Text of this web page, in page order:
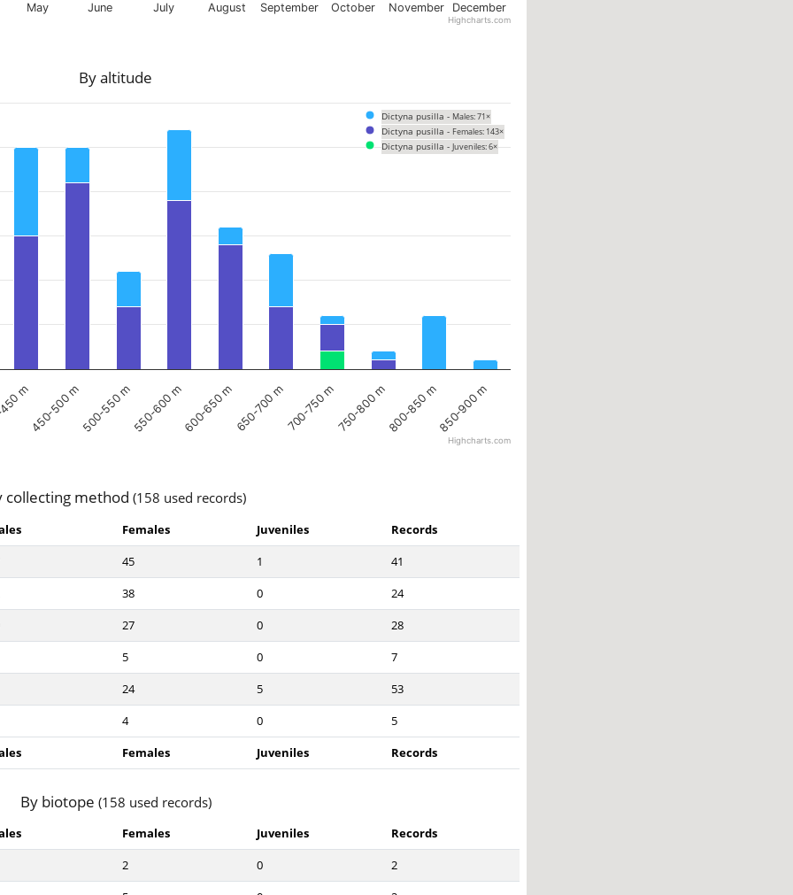
May June July August September October November December
Highcharts.com
By altitude
0 to 28.
Dictyna pusilla - Males: 71×
Dictyna pusilla - Females: 143×
Dictyna pusilla - Juveniles: 6×
m450-500 m500-550 m550-600 m600-650 m650-700 m700-750 m750-800 m800-850 m850-900 m
Highcharts.com
collecting method(158 used records)
Females Juveniles
Records
45 1
41
38 0
24
27 0
28
5 0
7
24 5
53
4 0
5
Females Juveniles Records
By biotope (158 used records)
Females Juveniles
Records
2 0
2